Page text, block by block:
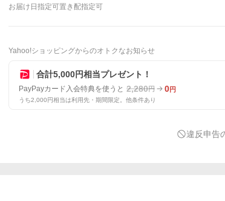
お届け日指定可置き配指定可
Yahoo!ショッピングからのオトクなお知らせ
合計5,000円相当プレゼント！
PayPayカード入会特典を使うと 2,280円 0円
うち2,000円相当は利用先・期間限定。他条件あり
違反申告